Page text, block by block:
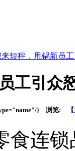
短秤，甩锅新员
工引众
} 浏览: 【
食连